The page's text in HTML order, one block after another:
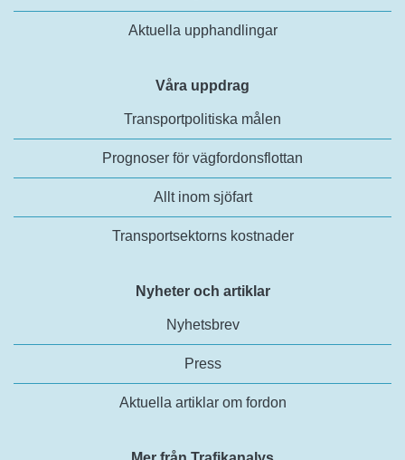
Aktuella upphandlingar
Våra uppdrag
Transportpolitiska målen
Prognoser för vägfordonsflottan
Allt inom sjöfart
Transportsektorns kostnader
Nyheter och artiklar
Nyhetsbrev
Press
Aktuella artiklar om fordon